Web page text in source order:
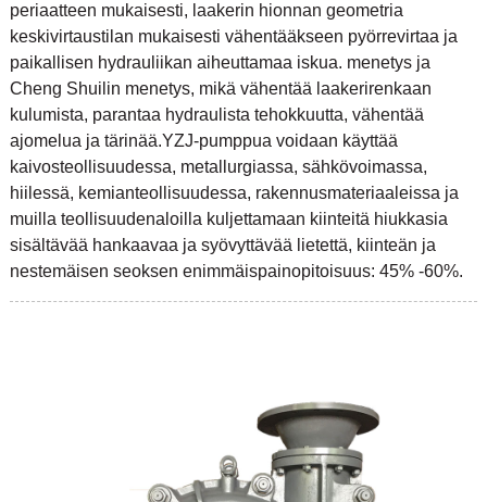
periaatteen mukaisesti, laakerin hionnan geometria
keskivirtaustilan mukaisesti vähentääkseen pyörrevirtaa ja
paikallisen hydrauliikan aiheuttamaa iskua. menetys ja
Cheng Shuilin menetys, mikä vähentää laakerirenkaan
kulumista, parantaa hydraulista tehokkuutta, vähentää
ajomelua ja tärinää.YZJ-pumppua voidaan käyttää
kaivosteollisuudessa, metallurgiassa, sähkövoimassa,
hiilessä, kemianteollisuudessa, rakennusmateriaaleissa ja
muilla teollisuudenaloilla kuljettamaan kiinteitä hiukkasia
sisältävää hankaavaa ja syövyttävää lietettä, kiinteän ja
nestemäisen seoksen enimmäispainopitoisuus: 45% -60%.